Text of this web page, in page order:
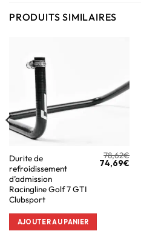
PRODUITS SIMILAIRES
Durite de
refroidissement
d’admission
Racingline Golf 7 GTI
Clubsport
78,62€
74,69€
AJOUTER AU PANIER